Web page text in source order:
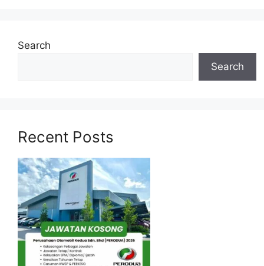
Search
Search
Recent Posts